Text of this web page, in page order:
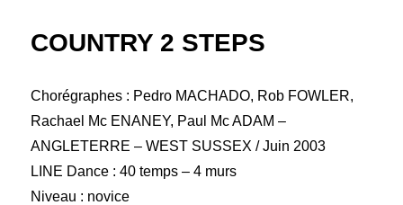
COUNTRY 2 STEPS
Chorégraphes : Pedro MACHADO, Rob FOWLER,
Rachael Mc ENANEY, Paul Mc ADAM –
ANGLETERRE – WEST SUSSEX / Juin 2003
LINE Dance : 40 temps – 4 murs
Niveau : novice